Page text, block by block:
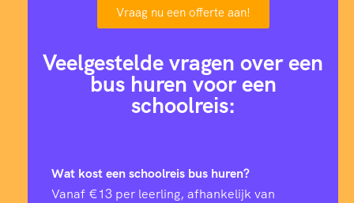
Vraag nu een offerte aan!
Veelgestelde vragen over een
bus huren voor een
schoolreis:
Wat kost een schoolreis bus huren?
Vanaf €13 per leerling, afhankelijk van